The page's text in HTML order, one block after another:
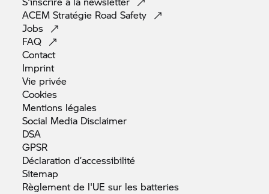
ACEM Stratégie RoadSafety
Jobs
FAQ
Contact
Imprint
Vie privée
Cookies
Mentions légales
Social Media Disclaimer
DSA
GPSR
Déclarationd’accessibilité
Sitemap
Règlement de l'UE sur les batteries